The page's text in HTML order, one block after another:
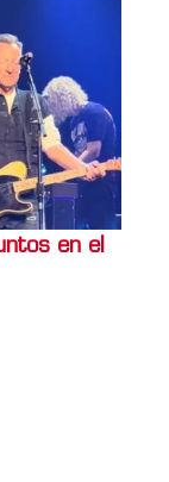
en el